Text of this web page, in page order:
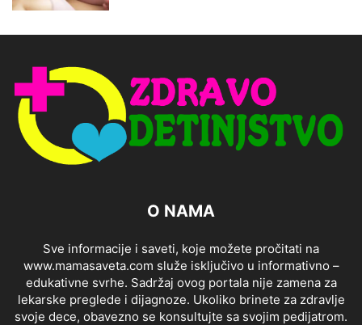
O NAMA
Sve informacije i saveti, koje možete pročitati na
www.mamasaveta.com služe isključivo u informativno –
edukativne svrhe. Sadržaj ovog portala nije zamena za
lekarske preglede i dijagnoze. Ukoliko brinete za zdravlje
svoje dece, obavezno se konsultujte sa svojim pedijatrom.